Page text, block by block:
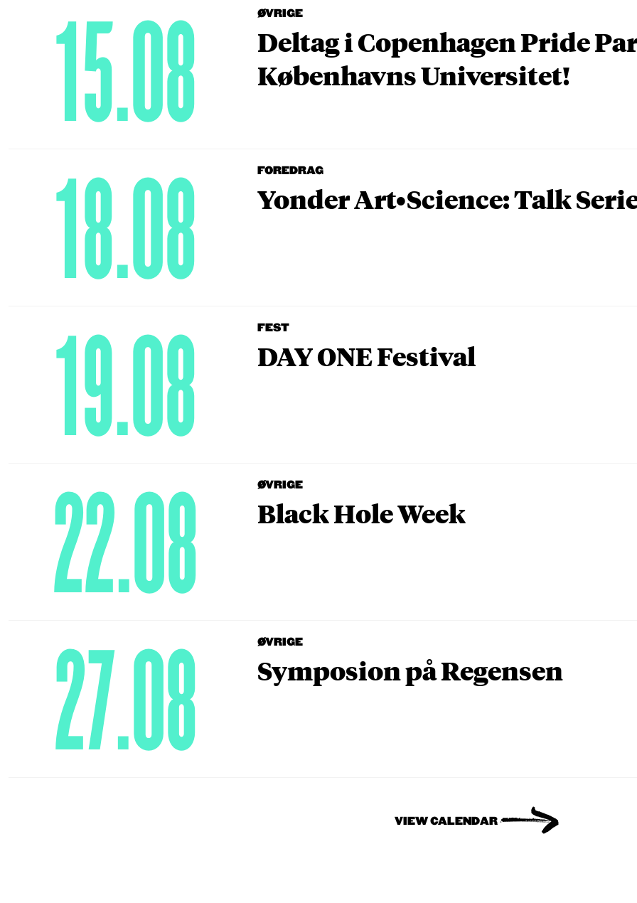
ØVRIGE
Deltag i Copenhagen Pride
Københavns Universitet!
15.08
FOREDRAG
Yonder Art•Science: Talk
18.08
FEST
DAY ONE Festival
19.08
ØVRIGE
Black Hole Week
22.08
ØVRIGE
Symposion på Regensen
27.08
VIEW CALENDAR